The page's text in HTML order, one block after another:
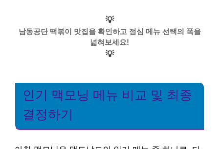
💡
남동공단 떡볶이 맛집을 확인하고 점심 메뉴 선택의 폭을
넓혀보세요!
💡
인기 맥모닝 메뉴 비교 및 최종
결정하기